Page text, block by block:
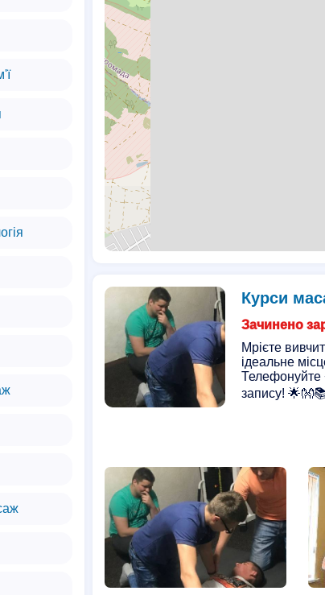
Курси
Зачинено
Мрієте
ідеальне
Телефонуйте
запису!